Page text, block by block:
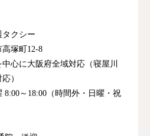
タクシー
塚町12-8
中心に大阪府全域対応（寝屋川
）
8:00～18:00（時間外・日曜・祝